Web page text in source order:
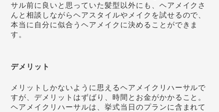
サル前に良いと思っていた髪型以外にも、ヘアメイクさ
んと相談しながらヘアスタイルやメイクを試せるので、
本当に自分に似合うヘアメイクに決めることができま
す。
デメリット
メリットしかないように思えるヘアメイクリハーサルで
すが、デメリットはずばり、時間とお金がかかること。
ヘアメイクリハーサルは、挙式当日のプランに含まれて